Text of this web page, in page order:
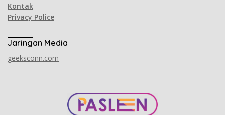
Kontak
Privacy Police
Jaringan Media
geeksconn.com